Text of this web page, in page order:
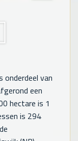
onderdeel van
een
hectare is 1
is 294